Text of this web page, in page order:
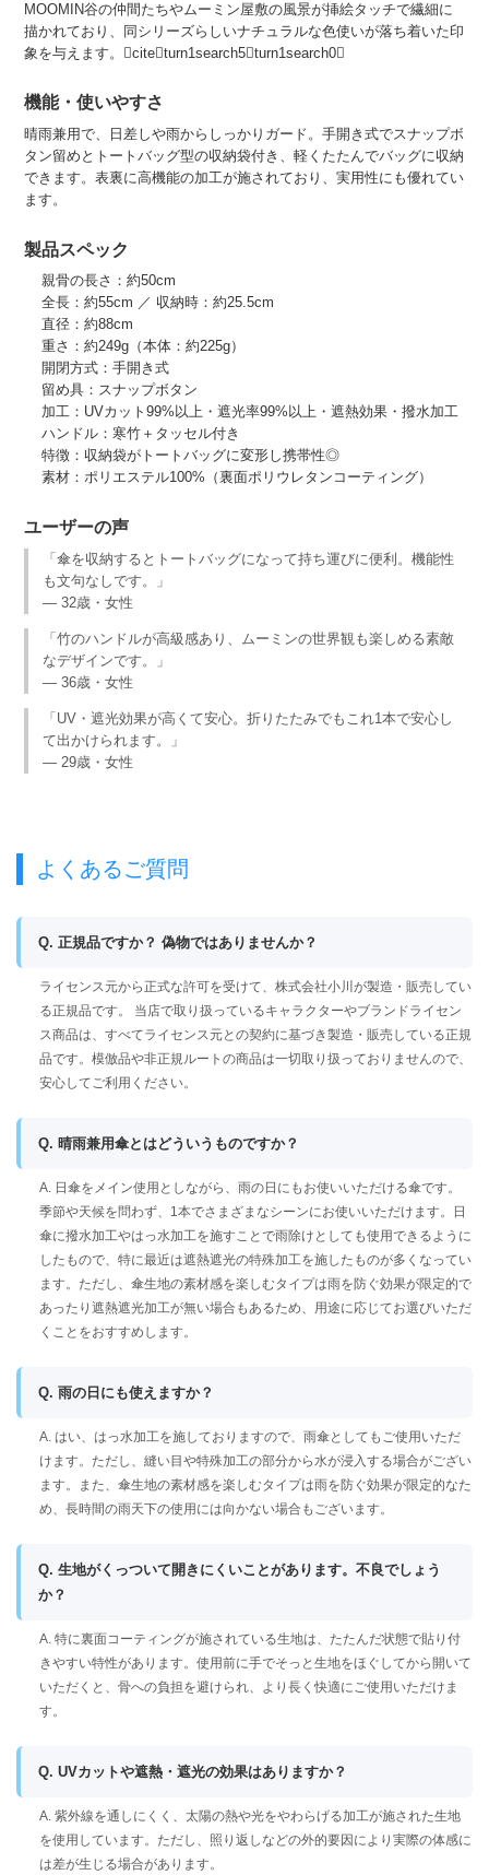
MOOMIN谷の仲間たちやムーミン屋敷の風景が挿絵タッチで繊細に
描かれており、同シリーズらしいナチュラルな色使いが落ち着いた印
象を与えます。citeturn1search5turn1search0
機能・使いやすさ
晴雨兼用で、日差しや雨からしっかりガード。手開き式でスナップボ
タン留めとトートバッグ型の収納袋付き、軽くたたんでバッグに収納
できます。表裏に高機能の加工が施されており、実用性にも優れてい
ます。
製品スペック
親骨の長さ：約50cm
全長：約55cm ／ 収納時：約25.5cm
直径：約88cm
重さ：約249g（本体：約225g）
開閉方式：手開き式
留め具：スナップボタン
加工：UVカット99%以上・遮光率99%以上・遮熱効果・撥水加工
ハンドル：寒竹＋タッセル付き
特徴：収納袋がトートバッグに変形し携帯性◎
素材：ポリエステル100%（裏面ポリウレタンコーティング）
ユーザーの声
「傘を収納するとトートバッグになって持ち運びに便利。機能性
も文句なしです。」
— 32歳・女性
「竹のハンドルが高級感あり、ムーミンの世界観も楽しめる素敵
なデザインです。」
— 36歳・女性
「UV・遮光効果が高くて安心。折りたたみでもこれ1本で安心し
て出かけられます。」
— 29歳・女性
よくあるご質問
Q. 正規品ですか？ 偽物ではありませんか？
ライセンス元から正式な許可を受けて、株式会社小川が製造・販売してい
る正規品です。 当店で取り扱っているキャラクターやブランドライセン
ス商品は、すべてライセンス元との契約に基づき製造・販売している正規
品です。模倣品や非正規ルートの商品は一切取り扱っておりませんので、
安心してご利用ください。
Q. 晴雨兼用傘とはどういうものですか？
A. 日傘をメイン使用としながら、雨の日にもお使いいただける傘です。
季節や天候を問わず、1本でさまざまなシーンにお使いいただけます。日
傘に撥水加工やはっ水加工を施すことで雨除けとしても使用できるように
したもので、特に最近は遮熱遮光の特殊加工を施したものが多くなってい
ます。ただし、傘生地の素材感を楽しむタイプは雨を防ぐ効果が限定的で
あったり遮熱遮光加工が無い場合もあるため、用途に応じてお選びいただ
くことをおすすめします。
Q. 雨の日にも使えますか？
A. はい、はっ水加工を施しておりますので、雨傘としてもご使用いただ
けます。ただし、縫い目や特殊加工の部分から水が浸入する場合がござい
ます。また、傘生地の素材感を楽しむタイプは雨を防ぐ効果が限定的なた
め、長時間の雨天下の使用には向かない場合もございます。
Q. 生地がくっついて開きにくいことがあります。不良でしょう
か？
A. 特に裏面コーティングが施されている生地は、たたんだ状態で貼り付
きやすい特性があります。使用前に手でそっと生地をほぐしてから開いて
いただくと、骨への負担を避けられ、より長く快適にご使用いただけま
す。
Q. UVカットや遮熱・遮光の効果はありますか？
A. 紫外線を通しにくく、太陽の熱や光をやわらげる加工が施された生地
を使用しています。ただし、照り返しなどの外的要因により実際の体感に
は差が生じる場合があります。